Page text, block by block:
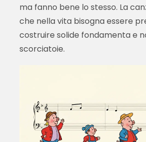
ma fanno bene lo stesso. La
che nella vita bisogna essere
costruire solide fondamenta e
scorciatoie.